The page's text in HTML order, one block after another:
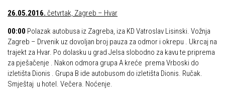
Pruži mi ruku – OSI
OSI Novosti
Izleti
Izvješća s izleta OSI
Visokogorci
50 vrhova za 50 godina društva
4 godišnja doba na Oštrcu
26.05.2016. četvrtak, Zagreb – Hvar
00:00 Polazak autobusa iz Zagreba, iza KD Vatroslav Lisinski. Vožnja
Zagreb – Drvenik uz dovoljan broj pauza za odmor i okrepu . Ukrcaj na
trajekt za Hvar. Po dolasku u grad Jelsa slobodno za kavu te priprema
za pješačenje . Nakon odmora grupa A kreće prema Vrboski do
izletišta Dionis . Grupa B ide autobusom do izletišta Dionis. Ručak.
Smještaj u hotel. Večera. Noćenje.